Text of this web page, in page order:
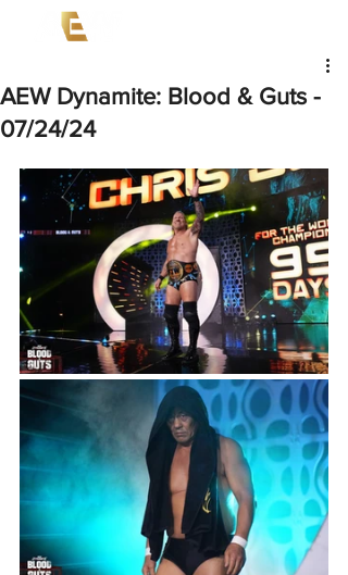
AEW Dynamite: Blood & Guts -
07/24/24